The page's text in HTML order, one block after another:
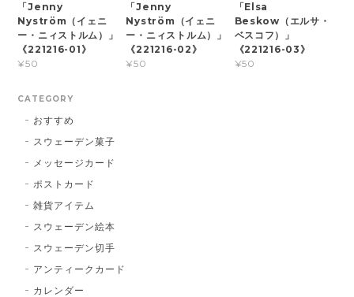
「Jenny
Nyström（イェニ
ー・ニィストルム）」
《221216-01》
¥50
「Jenny
Nyström（イェニ
ー・ニィストルム）」
《221216-02》
¥50
「Elsa
Beskow（エルサ・
ベスコフ）」
《221216-03》
¥50
CATEGORY
おすすめ
スウェーデン菓子
メッセージカード
ポストカード
雑貨アイテム
スウェーデン絵本
スウェーデン切手
アンティークカード
カレンダー